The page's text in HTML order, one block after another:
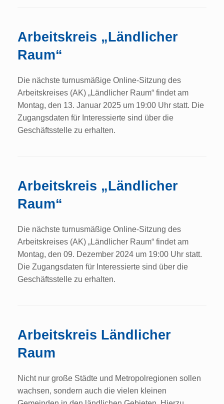
Arbeitskreis „Ländlicher
Raum“
Die nächste turnusmäßige Online-Sitzung des
Arbeitskreises (AK) „Ländlicher Raum“ findet am
Montag, den 13. Januar 2025 um 19:00 Uhr statt. Die
Zugangsdaten für Interessierte sind über die
Geschäftsstelle zu erhalten.
Arbeitskreis „Ländlicher
Raum“
Die nächste turnusmäßige Online-Sitzung des
Arbeitskreises (AK) „Ländlicher Raum“ findet am
Montag, den 09. Dezember 2024 um 19:00 Uhr statt.
Die Zugangsdaten für Interessierte sind über die
Geschäftsstelle zu erhalten.
Arbeitskreis Ländlicher
Raum
Nicht nur große Städte und Metropolregionen sollen
wachsen, sondern auch die vielen kleinen